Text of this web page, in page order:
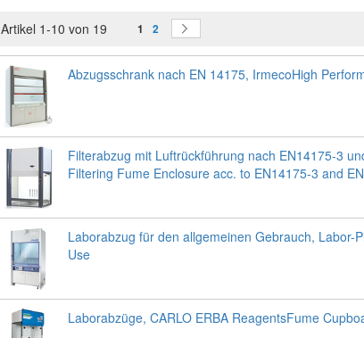
Artikel 1-10 von 19
Sie lesen gerade Seite
1 Seite
2 Seite
Abzugsschrank nach EN 14175, IrmecoHigh
Filterabzug mit Luftrückführung nach EN14175-3
Filtering Fume Enclosure acc. to EN14175-3 and
Laborabzug für den allgemeinen Gebrauch, Labor-
Use
Laborabzüge, CARLO ERBA ReagentsFume